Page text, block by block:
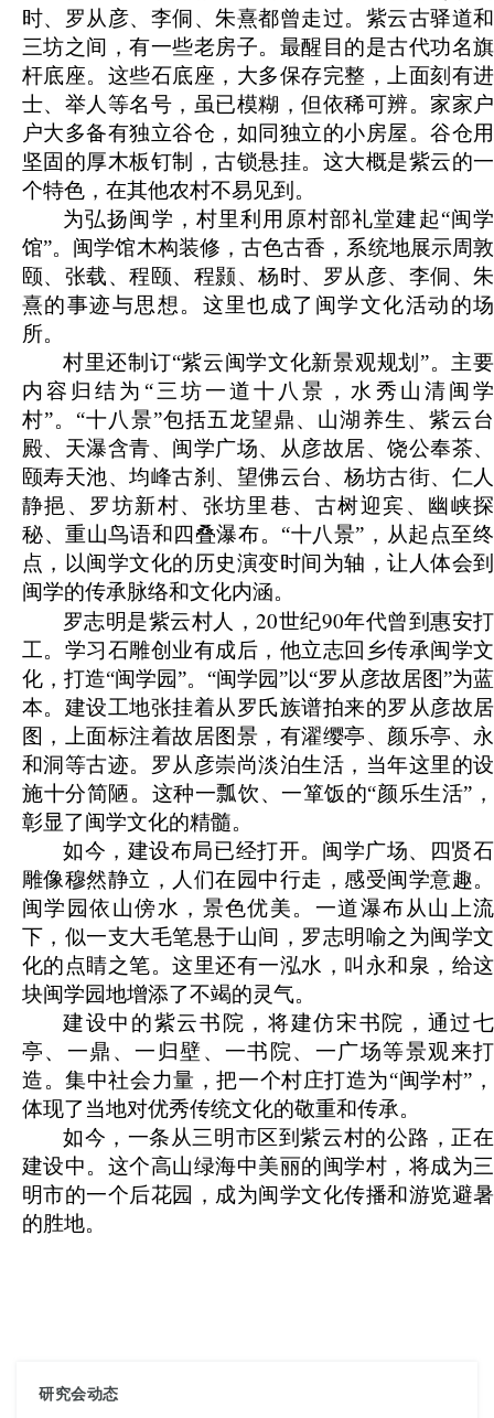
时、罗从彦、李侗、朱熹都曾走过。紫云古驿道和
三坊之间，有一些老房子。最醒目的是古代功名旗
杆底座。这些石底座，大多保存完整，上面刻有进
士、举人等名号，虽已模糊，但依稀可辨。家家户
户大多备有独立谷仓，如同独立的小房屋。谷仓用
坚固的厚木板钉制，古锁悬挂。这大概是紫云的一
个特色，在其他农村不易见到。
为弘扬闽学，村里利用原村部礼堂建起“闽学
馆”。闽学馆木构装修，古色古香，系统地展示周敦
颐、张载、程颐、程颢、杨时、罗从彦、李侗、朱
熹的事迹与思想。这里也成了闽学文化活动的场
所。
村里还制订“紫云闽学文化新景观规划”。主要
内容归结为“三坊一道十八景，水秀山清闽学
村”。“十八景”包括五龙望鼎、山湖养生、紫云台
殿、天瀑含青、闽学广场、从彦故居、饶公奉茶、
颐寿天池、均峰古刹、望佛云台、杨坊古街、仁人
静挹、罗坊新村、张坊里巷、古树迎宾、幽峡探
秘、重山鸟语和四叠瀑布。“十八景”，从起点至终
点，以闽学文化的历史演变时间为轴，让人体会到
闽学的传承脉络和文化内涵。
罗志明是紫云村人，20世纪90年代曾到惠安打
工。学习石雕创业有成后，他立志回乡传承闽学文
化，打造“闽学园”。“闽学园”以“罗从彦故居图”为蓝
本。建设工地张挂着从罗氏族谱拍来的罗从彦故居
图，上面标注着故居图景，有濯缨亭、颜乐亭、永
和洞等古迹。罗从彦崇尚淡泊生活，当年这里的设
施十分简陋。这种一瓢饮、一箪饭的“颜乐生活”，
彰显了闽学文化的精髓。
如今，建设布局已经打开。闽学广场、四贤石
雕像穆然静立，人们在园中行走，感受闽学意趣。
闽学园依山傍水，景色优美。一道瀑布从山上流
下，似一支大毛笔悬于山间，罗志明喻之为闽学文
化的点睛之笔。这里还有一泓水，叫永和泉，给这
块闽学园地增添了不竭的灵气。
建设中的紫云书院，将建仿宋书院，通过七
亭、一鼎、一归壁、一书院、一广场等景观来打
造。集中社会力量，把一个村庄打造为“闽学村”，
体现了当地对优秀传统文化的敬重和传承。
如今，一条从三明市区到紫云村的公路，正在
建设中。这个高山绿海中美丽的闽学村，将成为三
明市的一个后花园，成为闽学文化传播和游览避暑
的胜地。
研究会动态